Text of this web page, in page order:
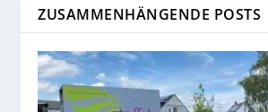
ZUSAMMENHÄNGENDE POSTS